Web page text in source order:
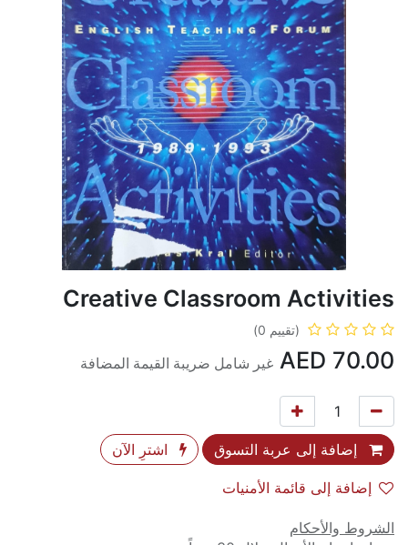
Creative Classroom Activities
(تقييم 0)
70.00 غير شامل ضريبة القيمة المضافة
إضافة إلى عربة التسوق اشترِ الآن
إضافة إلى قائمة الأمنيات
الشروط والأحكام